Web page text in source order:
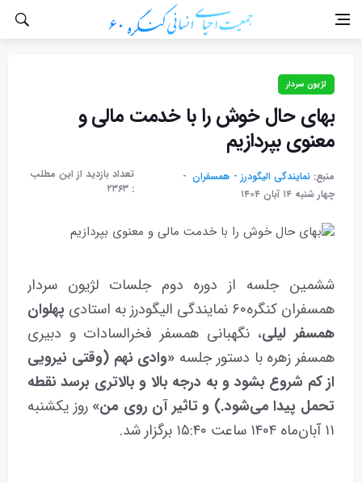
لژیون سردار
بهای حال خوش را با خدمت مالی و
معنوی بپردازیم
منبع: نمایندگی الیگودرز - همسفران
چهار شنبه ۱۴ آبان ۱۴۰۴
تعداد بازدید از این مطلب
:۲۳۶۳
ششمین جلسه از دوره دوم جلسات لژیون سردار
همسفران کنگره۶۰ نمایندگی الیگودرز به استادی
پهلوان
همسفر لیلی، نگهبانی همسفر فخرالسادات و دبیری
همسفر زهره با دستور جلسه «وادی نهم (وقتی نیرویی
از کم شروع بشود و به درجه بالا و بالاتری برسد نقطه
تحمل پیدا می‌شود.) و تاثیر آن روی من»روز یکشنبه
۱۱ آبان‌ماه ۱۴۰۴ ساعت ۱۵:۴۰ برگزار شد.